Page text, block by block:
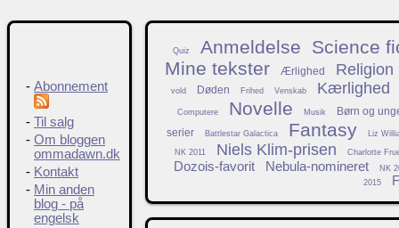
Quiz Anmeldelse
Science
Mine tekster
Ærlighed Religion
vold Døden Frihed Venskab Kærlighed
Computere Novelle Musik
Børn og
serier
Battlestar Galactica Fantasy Liz
NK 2011 Niels Klim-prisen Charlotte
Dozois-favorit Nebula-nomineret
NK
2015
- Abonnement
- Til salg
- Om bloggen
ommadawn.dk
- Kontakt
- Min anden
blog - på
engelsk